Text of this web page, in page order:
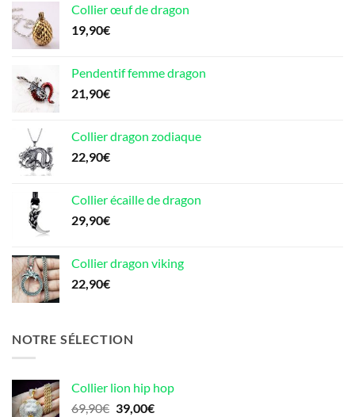
149,90€
Collier œuf de dragon
19,90€
Pendentif femme dragon
21,90€
Collier dragon zodiaque
22,90€
Collier écaille de dragon
29,90€
Collier dragon viking
22,90€
NOTRE SÉLECTION
Collier lion hip hop
69,90€ Le
39,00€Le